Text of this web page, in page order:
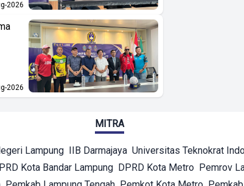
2026
2026
MITRA
Lampung IIB Darmajaya Universitas Teknokrat
Kota Bandar Lampung DPRD Kota Metro Pemrov